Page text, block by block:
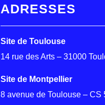
ADRESSES
Site de Toulouse
14 rue des Arts – 31000
Site de Montpellier
8 avenue de Toulouse –